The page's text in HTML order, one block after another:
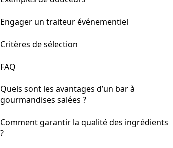
Engager un traiteur événementiel
Critères de sélection
FAQ
Quels sont les avantages d’un bar à
gourmandises salées ?
Comment garantir la qualité des ingrédients
?